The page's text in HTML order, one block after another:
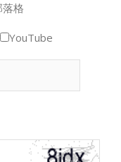
落格
YouTube